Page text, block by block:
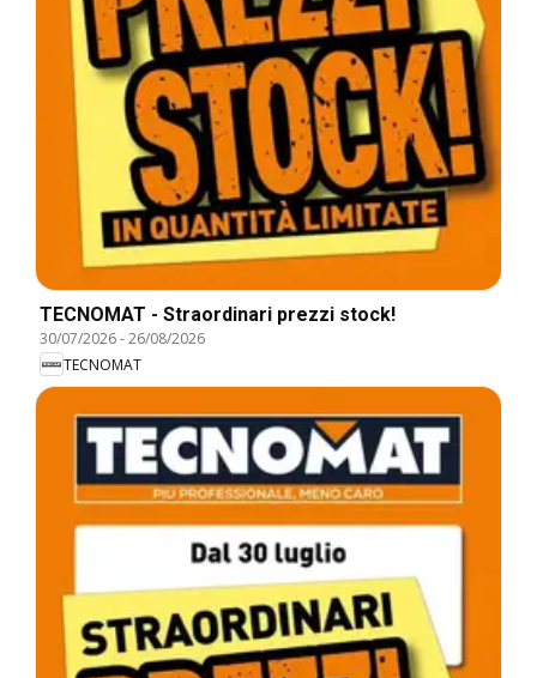
TECNOMAT - Straordinari prezzi stock!
30/07/2026-26/08/2026
TECNOMAT